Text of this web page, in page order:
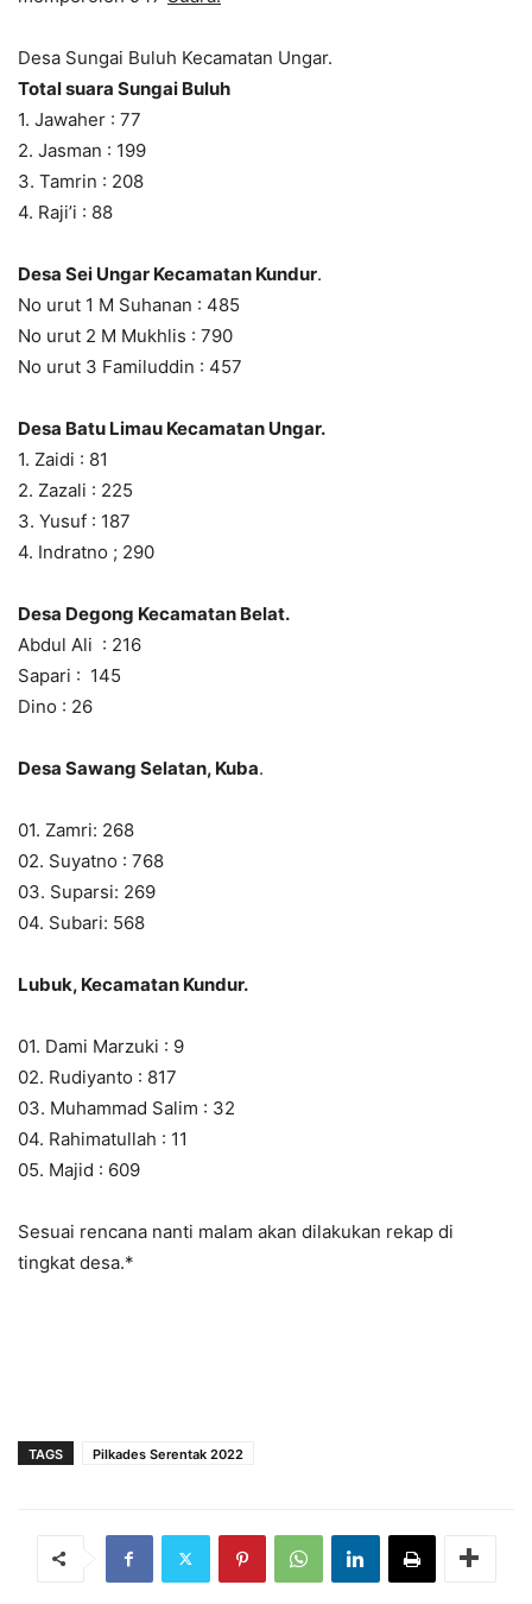
Desa Sungai Buluh Kecamatan Ungar.
Total suara Sungai Buluh
1. Jawaher : 77
2. Jasman : 199
3. Tamrin : 208
4. Raji’i : 88
Desa Sei Ungar Kecamatan Kundur.
No urut 1 M Suhanan : 485
No urut 2 M Mukhlis : 790
No urut 3 Familuddin : 457
Desa Batu Limau Kecamatan Ungar.
1. Zaidi : 81
2. Zazali : 225
3. Yusuf : 187
4. Indratno ; 290
Desa Degong Kecamatan Belat.
Abdul Ali : 216
Sapari : 145
Dino : 26
Desa Sawang Selatan, Kuba.
01. Zamri: 268
02. Suyatno : 768
03. Suparsi: 269
04. Subari: 568
Lubuk, Kecamatan Kundur.
01. Dami Marzuki : 9
02. Rudiyanto : 817
03. Muhammad Salim : 32
04. Rahimatullah : 11
05. Majid : 609
Sesuai rencana nanti malam akan dilakukan rekap di
tingkat desa.*
TAGS Pilkades Serentak 2022